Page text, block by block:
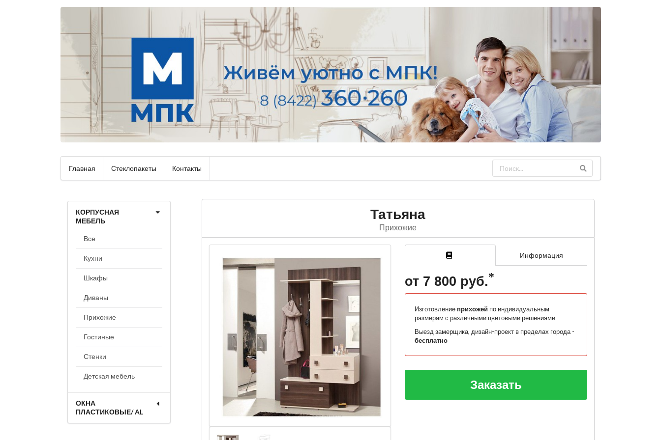
Главная Стеклопакеты Контакты
КОРПУСНАЯ
МЕБЕЛЬ
Все
Кухни
Шкафы
Диваны
Прихожие
Гостиные
Стенки
Детская мебель
ОКНА
ПЛАСТИКОВЫЕ/ AL
Татьяна
Прихожие
Информация
от 7 800 руб.
Изготовление прихожей по индивидуальным
размерам с различными цветовыми решениями
Выезд замерщика, дизайн-проект в пределах города -
бесплатно
Заказать